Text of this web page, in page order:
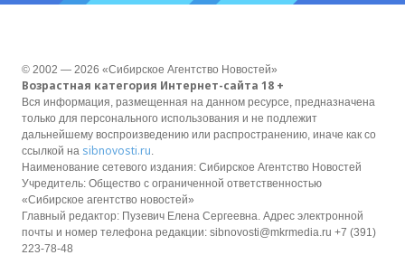
© 2002 — 2026 «Сибирское Агентство Новостей»
Возрастная категория Интернет-сайта 18 +
Вся информация, размещенная на данном ресурсе, предназначена
только для персонального использования и не подлежит
дальнейшему воспроизведению или распространению, иначе как со
ссылкой на sibnovosti.ru.
Наименование сетевого издания: Сибирское Агентство Новостей
Учредитель: Общество с ограниченной ответственностью
«Сибирское агентство новостей»
Главный редактор: Пузевич Елена Сергеевна. Адрес электронной
почты и номер телефона редакции: sibnovosti@mkrmedia.ru +7 (391)
223-78-48